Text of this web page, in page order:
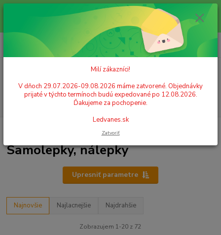
Milí zákazníci! V dňoch 29.07.2026-09.08.2026 máme zatvorené.
Objednávky prijaté v týchto termínoch budú expedované po 12.08.2026.
Ďakujeme za pochopenie. Ledvanes.sk
+421 908 755 958
Po. - Pia. od 9:00 hod. - 16:00 hod.
za0,00 EUR
Samolepky, nálepky
Upresniť parametre
Najnovšie Najlacnejšie Najdrahšie
Zobrazujem 1-20 z 72
Milí zákazníci!
V dňoch 29.07.2026-09.08.2026 máme zatvorené. Objednávky
prijaté v týchto termínoch budú expedované po 12.08.2026.
Ďakujeme za pochopenie.
Ledvanes.sk
Zatvoriť